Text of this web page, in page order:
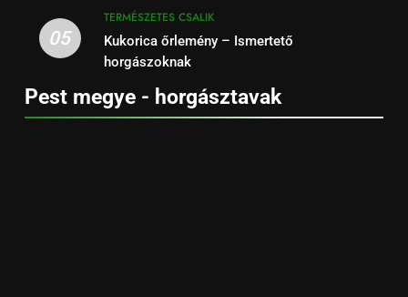
05
TERMÉSZETES CSALIK
Kukorica őrlemény – Ismertető
horgászoknak
Pest megye - horgásztavak